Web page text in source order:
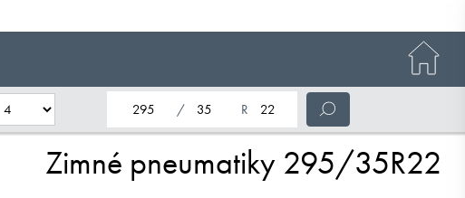
nominálna šírka pneumatiky
profil pneumatikynominálny priemer pneumatiky
Zimné pneumatiky 295/35R22